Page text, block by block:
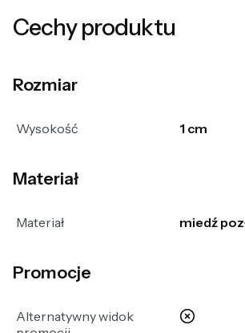
Cechy produktu
Rozmiar
Wysokość 1 cm
Materiał
Materiał miedź
Promocje
Alternatywny widok
nie